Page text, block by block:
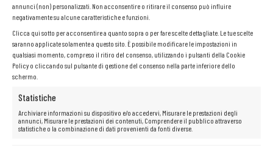
annunci (non) personalizzati. Non acconsentire o ritirare il consenso può influire
negativamente su alcune caratteristiche e funzioni.
Clicca qui sotto per acconsentire a quanto sopra o per fare scelte dettagliate. Le tue scelte
saranno applicate solamente a questo sito. È possibile modificare le impostazioni in
qualsiasi momento, compreso il ritiro del consenso, utilizzando i pulsanti della Cookie
Policy o cliccando sul pulsante di gestione del consenso nella parte inferiore dello
schermo.
Statistiche
Archiviare informazioni su dispositivo e/o accedervi, Misurare le prestazioni degli
annunci, Misurare le prestazioni dei contenuti, Comprendere il pubblico attraverso
statistiche o la combinazione di dati provenienti da fonti diverse.
P/N:028H68
Compatibile: PowerEdgeDell